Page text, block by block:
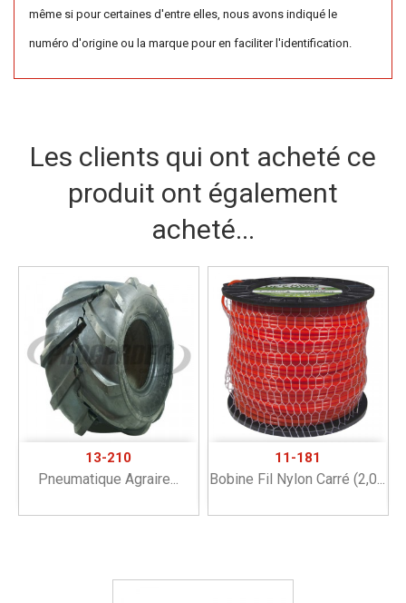
même si pour certaines d'entre elles, nous avons indiqué le
numéro d'origine ou la marque pour en faciliter l'identification.
Les clients qui ont acheté ce
produit ont également
acheté...
13-210
Pneumatique Agraire...
11-181
Bobine Fil Nylon Carré (2,0...